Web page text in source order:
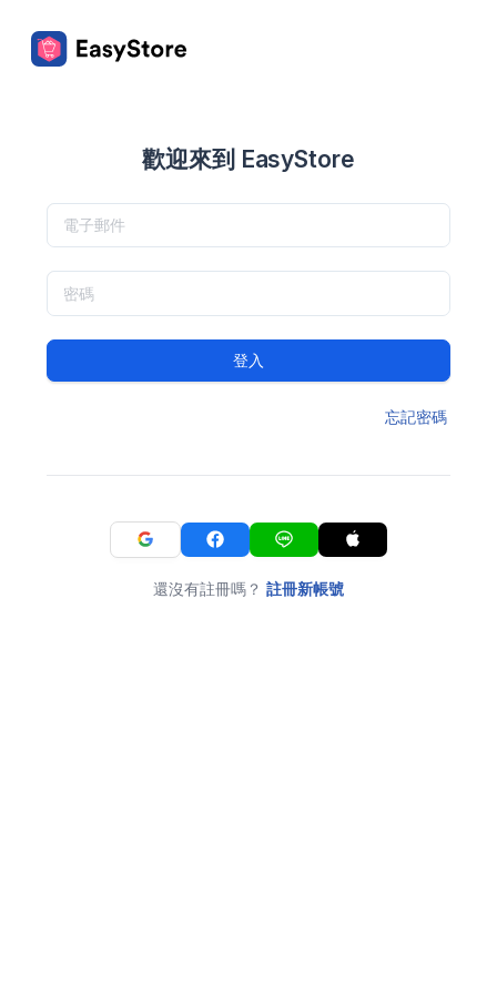
歡迎來到 EasyStore
登入
忘記密碼
還沒有註冊嗎？ 註冊新帳號